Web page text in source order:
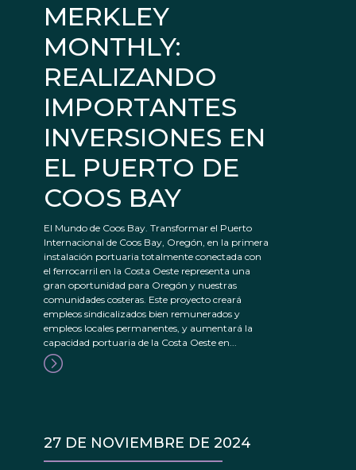
MERKLEY
MONTHLY:
REALIZANDO
IMPORTANTES
INVERSIONES EN
EL PUERTO DE
COOS BAY
El Mundo de Coos Bay. Transformar el Puerto
Internacional de Coos Bay, Oregón, en la primera
instalación portuaria totalmente conectada con
el ferrocarril en la Costa Oeste representa una
gran oportunidad para Oregón y nuestras
comunidades costeras. Este proyecto creará
empleos sindicalizados bien remunerados y
empleos locales permanentes, y aumentará la
capacidad portuaria de la Costa Oeste en...
27 DE NOVIEMBRE DE 2024